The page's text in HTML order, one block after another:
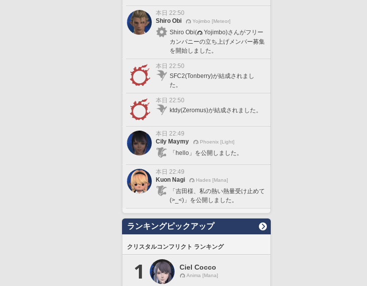
本日 22:50
Shiro Obi
Yojimbo [Meteor]
Shiro Obi(
Yojimbo)さんがフリー
カンパニーの立ち上げメンバー募集
を開始しました。
本日 22:50
SFC2(Tonberry)が結成されまし
た。
本日 22:50
ktdy(Zeromus)が結成されました。
本日 22:49
Cily Maymy
Phoenix [Light]
「hello」を公開しました。
本日 22:49
Kuon Nagi
Hades [Mana]
「吉田様、私の熱い熱量受け止めて
(>_<)」を公開しました。
ランキングピックアップ
クリスタルコンフリクト ランキング
1 Ciel Cocco
Anima [Mana]